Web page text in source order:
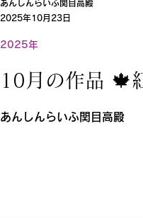
10月の作品 🍁
あんしんらいふ関目高殿
2025年
あんしんらいふ関目高殿
2025年10月23日